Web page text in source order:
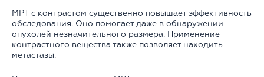
МРТ с контрастом существенно повышает эффективность
обследования. Оно помогает даже в обнаружении
опухолей незначительного размера. Применение
контрастного вещества также позволяет находить
метастазы.